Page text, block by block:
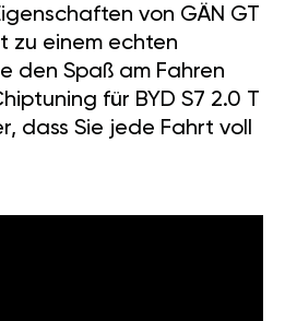
von GÄN GT
zu einem echten
den Spaß am Fahren
für BYD S7 2.0 T
dass Sie jede Fahrt voll